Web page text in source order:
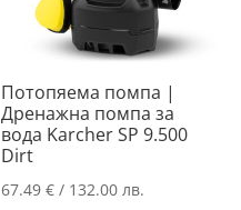
Потопяема помпа |
Дренажна помпа за
вода Karcher SP 9.500
Dirt
67.49€ / 132.00 лв.